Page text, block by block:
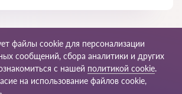
файлы cookie для персонализации
сообщений, сбора аналитики и других
с нашей политикой cookie.
на использование файлов cookie,